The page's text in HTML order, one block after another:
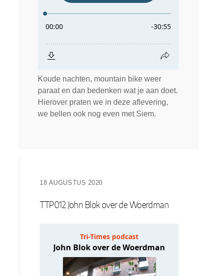
Koude nachten, mountain bike weer
paraat en dan bedenken wat je aan doet.
Hierover praten we in deze aflevering,
we bellen ook nog even met Siem.
18 AUGUSTUS 2020
TTP012 John Blok over de Woerdman